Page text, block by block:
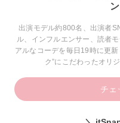
出演モデル約800名、出演者
ル、インフルエンサー、読者
アルなコーデを毎日19時に更
ク”にこだわったオリ
チェ